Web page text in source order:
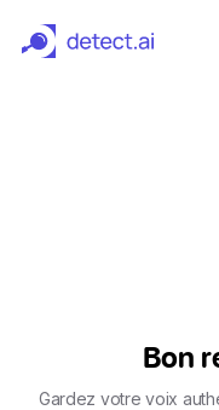
Bon
Gardez votre voix